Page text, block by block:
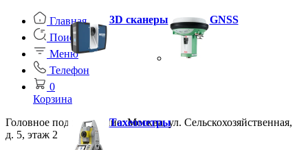
Главная
Поиск
Меню
Телефон
0
Корзина
Головное подразделение: Москва, ул. Сельскохозяйственная,
д. 5, этаж 2
3D сканеры GNSS
Тахеометры